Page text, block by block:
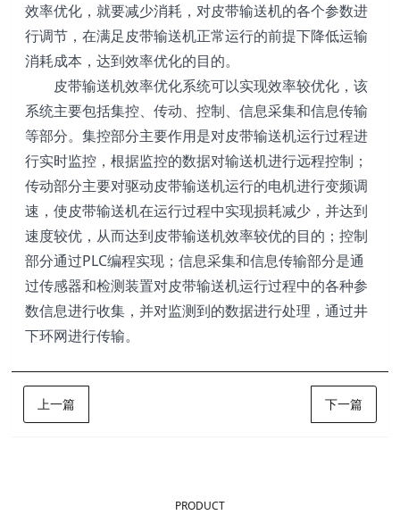
效率优化，就要减少消耗，对皮带输送机的各个参数进
行调节，在满足皮带输送机正常运行的前提下降低运输
消耗成本，达到效率优化的目的。
皮带输送机效率优化系统可以实现效率较优化，该
系统主要包括集控、传动、控制、信息采集和信息传输
等部分。集控部分主要作用是对皮带输送机运行过程进
行实时监控，根据监控的数据对输送机进行远程控制；
传动部分主要对驱动皮带输送机运行的电机进行变频调
速，使皮带输送机在运行过程中实现损耗减少，并达到
速度较优，从而达到皮带输送机效率较优的目的；控制
部分通过PLC编程实现；信息采集和信息传输部分是通
过传感器和检测装置对皮带输送机运行过程中的各种参
数信息进行收集，并对监测到的数据进行处理，通过井
下环网进行传输。
上一篇 下一篇
PRODUCT